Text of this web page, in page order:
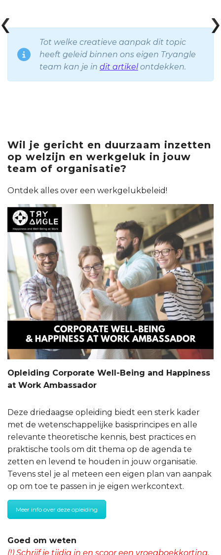
Tot welke creatieve aanpak dit topic
heeft geleid binnen ons eigen Tryangle
team kan je in dit artikel ontdekken.
Wil je gericht en duurzaam inzetten
op welzijn en werkgeluk in jouw
team of organisatie?
Ontdek alles over een werkgelukbeleid!
Opleiding Corporate Well-Being and Happiness
at Work Ambassador
Deze driedaagse opleiding biedt een sterk kader
met de wetenschappelijke basisprincipes en alle
relevante theoretische kennis, best practices en
praktische tools om dit thema op de agenda te
zetten en levend te houden in jouw organisatie.
Tevens stel je al meteen een eigen plan van aanpak
op om toe te passen in je eigen werkcontext.
Meer info over deze opleiding
Goed om weten
(!) Schrijf je tijdig in en scoor een vroegboekkorting.